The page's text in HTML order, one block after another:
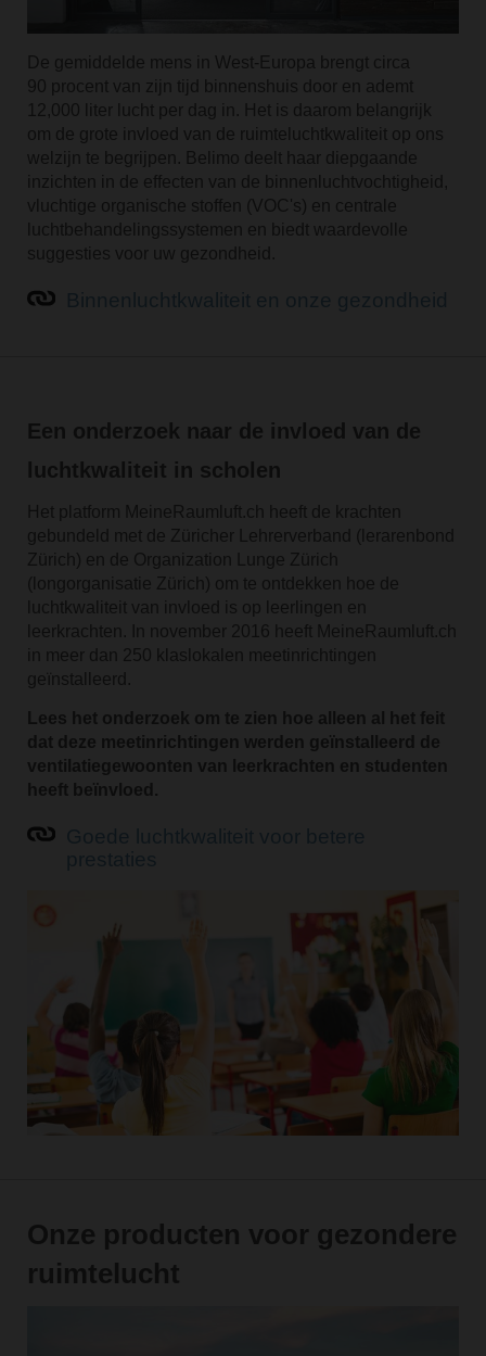
De gemiddelde mens in West-Europa brengt circa
90 procent van zijn tijd binnenshuis door en ademt
12,000 liter lucht per dag in. Het is daarom belangrijk
om de grote invloed van de ruimteluchtkwaliteit op ons
welzijn te begrijpen. Belimo deelt haar diepgaande
inzichten in de effecten van de binnenluchtvochtigheid,
vluchtige organische stoffen (VOC's) en centrale
luchtbehandelingssystemen en biedt waardevolle
suggesties voor uw gezondheid.
Een onderzoek naar de invloed van de
luchtkwaliteit in scholen
Het platform MeineRaumluft.ch heeft de krachten
gebundeld met de Züricher Lehrerverband (lerarenbond
Zürich) en de Organization Lunge Zürich
(longorganisatie Zürich) om te ontdekken hoe de
luchtkwaliteit van invloed is op leerlingen en
leerkrachten. In november 2016 heeft MeineRaumluft.ch
in meer dan 250 klaslokalen meetinrichtingen
geïnstalleerd.
Lees het onderzoek om te zien hoe alleen al het feit
dat deze meetinrichtingen werden geïnstalleerd de
ventilatiegewoonten van leerkrachten en studenten
heeft beïnvloed.
Onze producten voor gezondere
ruimtelucht